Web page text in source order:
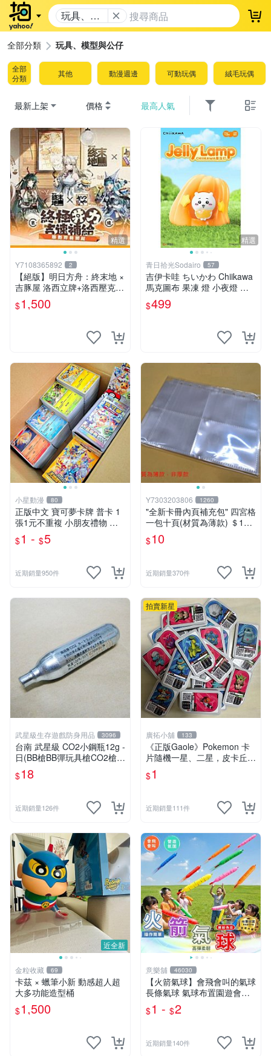
玩具、模
型與公仔
登
全部分類 玩具、模型與公仔
全部
分類
其他 動漫週邊 可動玩偶 絨毛玩偶
最新上架 價格 最高人氣
精選
Y7108365892 2
【絕版】明日方舟：終末地 ×
吉豚屋 洛西立牌+洛西壓克力
吊飾+洛西透卡
$1,500
精選
青日拾光Sodairo 57
吉伊卡哇 ちいかわ Chiikawa
馬克圖布 果凍 燈 小夜燈 吉
伊 烏薩奇
$499
小星動漫 80
正版中文 寶可夢卡牌 普卡 1
張1元不重複 小朋友禮物 補
習班獎勵 中文版 PTCG寶可
夢卡 官方現貨
$1 - $5
近期銷量950件
Y7303203806 1260
"全新卡冊內頁補充包" 四宮格
一包十頁(材質為薄款) ＄10
元 (下單最少十包)
$10
近期銷量370件
武星級生存遊戲防身用品 3096
台南 武星級 CO2小鋼瓶12g -
日(BB槍BB彈玩具槍CO2槍長
槍短槍模型槍壓縮氣瓶氮氣瓶
$18
近期銷量126件
拍賣新星
廣拓小舖 133
《正版Gaole》Pokemon 卡
片隨機一星、二星，皮卡丘、
小火龍、秒花種子、傑尼龜
$1
近期銷量111件
近全新
金粒收藏 69
卡茲 × 蠟筆小新 動感超人超
大多功能造型桶
$1,500
意樂舖 46030
【火箭氣球】會飛會叫的氣球
長條氣球 氣球布置園遊會氣
球 生日派對氣球 彩色氣球☆
意樂鋪☆
$1 - $2
近期銷量140件